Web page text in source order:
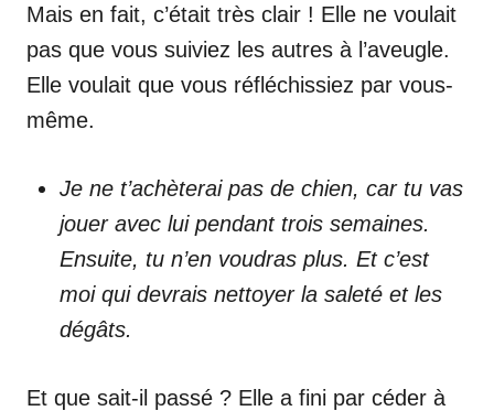
Mais en fait, c’était très clair ! Elle ne voulait
pas que vous suiviez les autres à l’aveugle.
Elle voulait que vous réfléchissiez par vous-
même.
Je ne t’achèterai pas de chien, car tu vas
jouer avec lui pendant trois semaines.
Ensuite, tu n’en voudras plus. Et c’est
moi qui devrais nettoyer la saleté et les
dégâts.
Et que sait-il passé ? Elle a fini par céder à